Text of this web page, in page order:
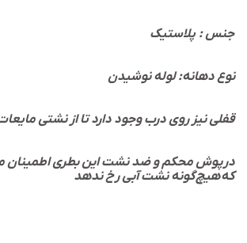
جنس : پلاستیک
نوع دهانه: لوله نوشیدن
قفلی نیز روی درب وجود دارد تا از نشتی
که هیچ‌گونه نشت آبی رخ ندهد